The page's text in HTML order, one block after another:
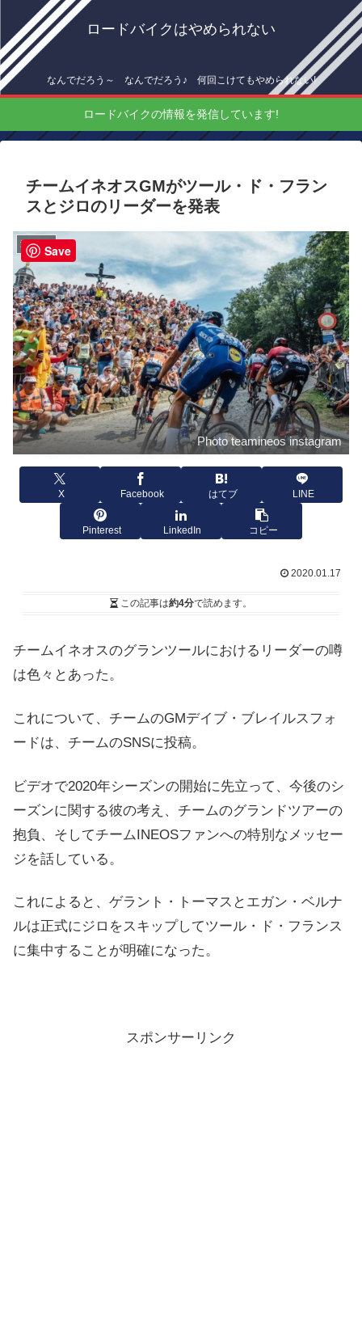
ロードバイクはやめられない
なんでだろう～ なんでだろう♪ 何回こけてもやめられない!
ロードバイクの情報を発信しています!
チームイネオスGMがツール・ド・フラン
スとジロのリーダーを発表
海外情報
Photo teamineos instagram
X Facebook はてブ LINE
Pinterest LinkedIn コピー
2020.01.17
この記事は約4分で読めます。
チームイネオスのグランツールにおけるリーダーの噂
は色々とあった。
これについて、チームのGMデイブ・ブレイルスフォ
ードは、チームのSNSに投稿。
ビデオで2020年シーズンの開始に先立って、今後のシ
ーズンに関する彼の考え、チームのグランドツアーの
抱負、そしてチームINEOSファンへの特別なメッセー
ジを話している。
これによると、ゲラント・トーマスとエガン・ベルナ
ルは正式にジロをスキップしてツール・ド・フランス
に集中することが明確になった。
スポンサーリンク
Save